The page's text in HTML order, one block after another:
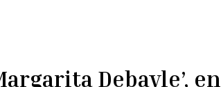
Debayle’,